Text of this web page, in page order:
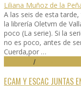
Liliana Muñoz de la
A las seis de esta
la librería Oletvm de
poco (La serie). Si la
no es poco, antes de
Cuerda,por …
/
ECAM Y ESCAC JUNTAS